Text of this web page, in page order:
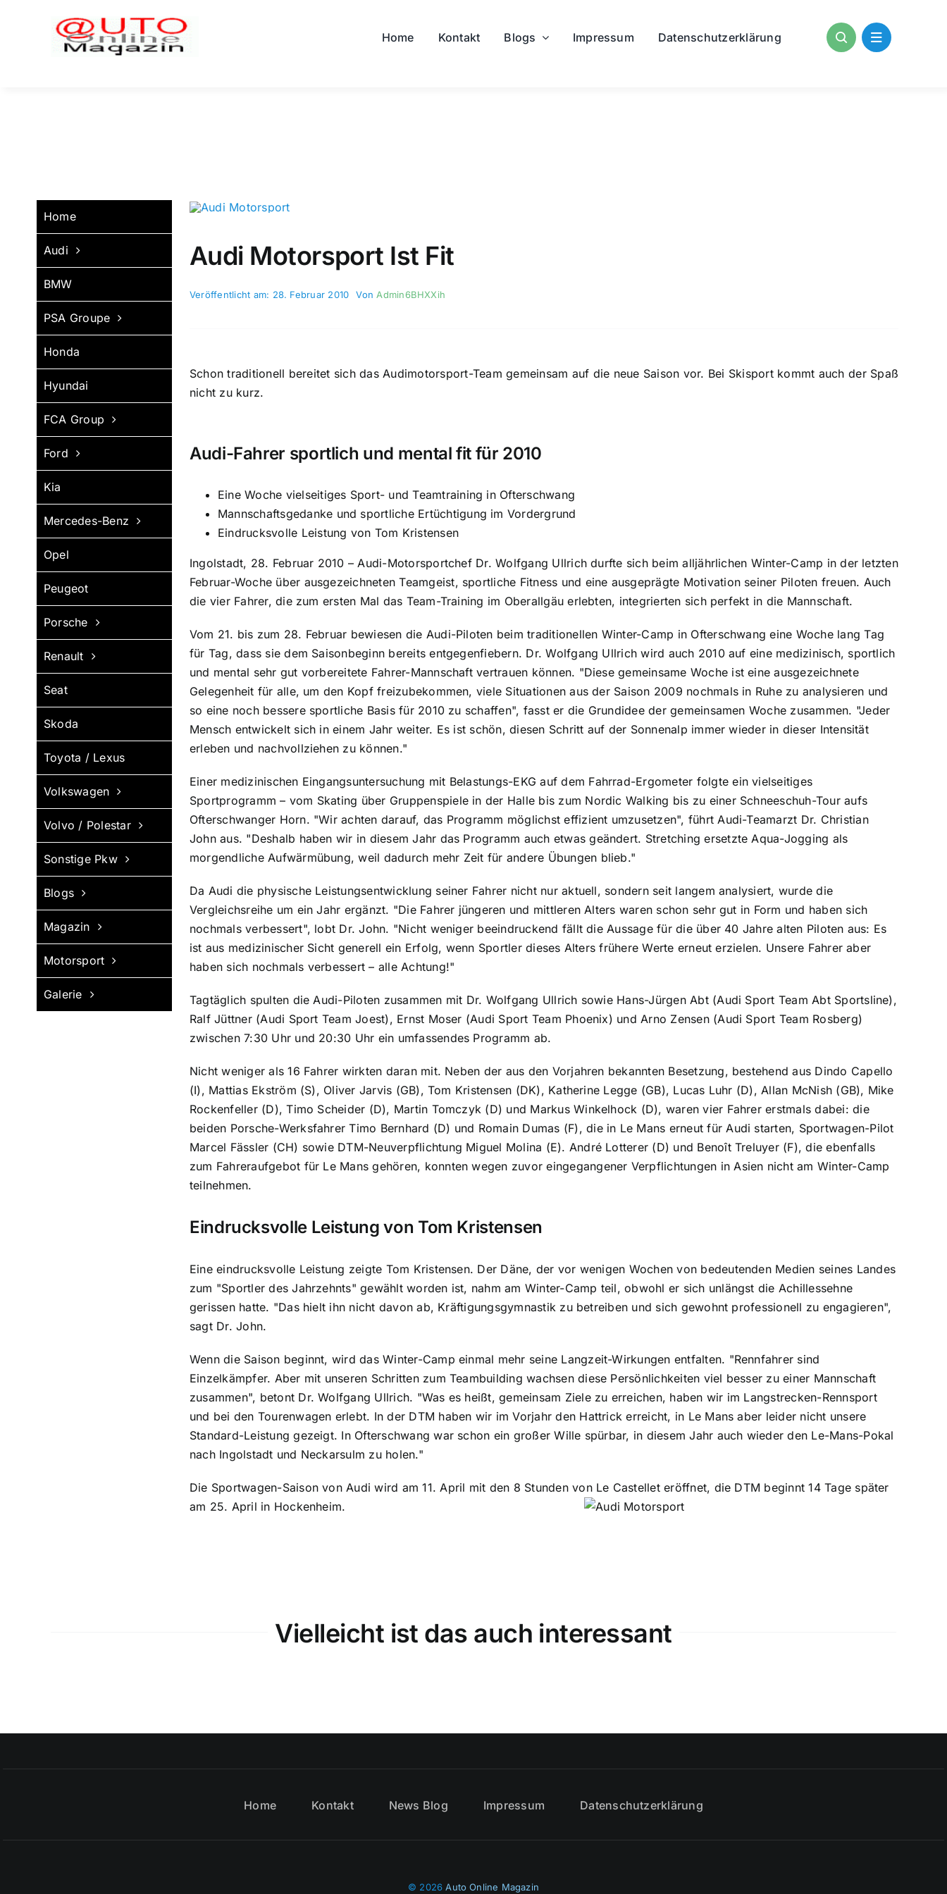
Home Kontakt Blogs Impressum Datenschutzerklärung
Home
Audi
BMW
PSA Groupe
Honda
Hyundai
FCA Group
Ford
Kia
Mercedes-Benz
Opel
Peugeot
Porsche
Renault
Seat
Skoda
Toyota / Lexus
Volkswagen
Volvo / Polestar
Sonstige Pkw
Blogs
Magazin
Motorsport
Galerie
Audi Motorsport Ist Fit
Veröffentlicht am: 28. Februar 2010 Von Admin6BHXXih
Schon traditionell bereitet sich das Audimotorsport-Team gemeinsam auf die neue Saison vor. Bei Skisport kommt auch der Spaß
nicht zu kurz.
Audi-Fahrer sportlich und mental fit für 2010
Eine Woche vielseitiges Sport- und Teamtraining in Ofterschwang
Mannschaftsgedanke und sportliche Ertüchtigung im Vordergrund
Eindrucksvolle Leistung von Tom Kristensen
Ingolstadt, 28. Februar 2010 – Audi-Motorsportchef Dr. Wolfgang Ullrich durfte sich beim alljährlichen Winter-Camp in der letzten
Februar-Woche über ausgezeichneten Teamgeist, sportliche Fitness und eine ausgeprägte Motivation seiner Piloten freuen. Auch
die vier Fahrer, die zum ersten Mal das Team-Training im Oberallgäu erlebten, integrierten sich perfekt in die Mannschaft.
Vom 21. bis zum 28. Februar bewiesen die Audi-Piloten beim traditionellen Winter-Camp in Ofterschwang eine Woche lang Tag
für Tag, dass sie dem Saisonbeginn bereits entgegenfiebern. Dr. Wolfgang Ullrich wird auch 2010 auf eine medizinisch, sportlich
und mental sehr gut vorbereitete Fahrer-Mannschaft vertrauen können. "Diese gemeinsame Woche ist eine ausgezeichnete
Gelegenheit für alle, um den Kopf freizubekommen, viele Situationen aus der Saison 2009 nochmals in Ruhe zu analysieren und
so eine noch bessere sportliche Basis für 2010 zu schaffen", fasst er die Grundidee der gemeinsamen Woche zusammen. "Jeder
Mensch entwickelt sich in einem Jahr weiter. Es ist schön, diesen Schritt auf der Sonnenalp immer wieder in dieser Intensität
erleben und nachvollziehen zu können."
Einer medizinischen Eingangsuntersuchung mit Belastungs-EKG auf dem Fahrrad-Ergometer folgte ein vielseitiges
Sportprogramm – vom Skating über Gruppenspiele in der Halle bis zum Nordic Walking bis zu einer Schneeschuh-Tour aufs
Ofterschwanger Horn. "Wir achten darauf, das Programm möglichst effizient umzusetzen", führt Audi-Teamarzt Dr. Christian
John aus. "Deshalb haben wir in diesem Jahr das Programm auch etwas geändert. Stretching ersetzte Aqua-Jogging als
morgendliche Aufwärmübung, weil dadurch mehr Zeit für andere Übungen blieb."
Da Audi die physische Leistungsentwicklung seiner Fahrer nicht nur aktuell, sondern seit langem analysiert, wurde die
Vergleichsreihe um ein Jahr ergänzt. "Die Fahrer jüngeren und mittleren Alters waren schon sehr gut in Form und haben sich
nochmals verbessert", lobt Dr. John. "Nicht weniger beeindruckend fällt die Aussage für die über 40 Jahre alten Piloten aus: Es
ist aus medizinischer Sicht generell ein Erfolg, wenn Sportler dieses Alters frühere Werte erneut erzielen. Unsere Fahrer aber
haben sich nochmals verbessert – alle Achtung!"
Tagtäglich spulten die Audi-Piloten zusammen mit Dr. Wolfgang Ullrich sowie Hans-Jürgen Abt (Audi Sport Team Abt Sportsline),
Ralf Jüttner (Audi Sport Team Joest), Ernst Moser (Audi Sport Team Phoenix) und Arno Zensen (Audi Sport Team Rosberg)
zwischen 7:30 Uhr und 20:30 Uhr ein umfassendes Programm ab.
Nicht weniger als 16 Fahrer wirkten daran mit. Neben der aus den Vorjahren bekannten Besetzung, bestehend aus Dindo Capello
(I), Mattias Ekström (S), Oliver Jarvis (GB), Tom Kristensen (DK), Katherine Legge (GB), Lucas Luhr (D), Allan McNish (GB), Mike
Rockenfeller (D), Timo Scheider (D), Martin Tomczyk (D) und Markus Winkelhock (D), waren vier Fahrer erstmals dabei: die
beiden Porsche-Werksfahrer Timo Bernhard (D) und Romain Dumas (F), die in Le Mans erneut für Audi starten, Sportwagen-Pilot
Marcel Fässler (CH) sowie DTM-Neuverpflichtung Miguel Molina (E). André Lotterer (D) und Benoît Treluyer (F), die ebenfalls
zum Fahreraufgebot für Le Mans gehören, konnten wegen zuvor eingegangener Verpflichtungen in Asien nicht am Winter-Camp
teilnehmen.
Eindrucksvolle Leistung von Tom Kristensen
Eine eindrucksvolle Leistung zeigte Tom Kristensen. Der Däne, der vor wenigen Wochen von bedeutenden Medien seines Landes
zum "Sportler des Jahrzehnts" gewählt worden ist, nahm am Winter-Camp teil, obwohl er sich unlängst die Achillessehne
gerissen hatte. "Das hielt ihn nicht davon ab, Kräftigungsgymnastik zu betreiben und sich gewohnt professionell zu engagieren",
sagt Dr. John.
Wenn die Saison beginnt, wird das Winter-Camp einmal mehr seine Langzeit-Wirkungen entfalten. "Rennfahrer sind
Einzelkämpfer. Aber mit unseren Schritten zum Teambuilding wachsen diese Persönlichkeiten viel besser zu einer Mannschaft
zusammen", betont Dr. Wolfgang Ullrich. "Was es heißt, gemeinsam Ziele zu erreichen, haben wir im Langstrecken-Rennsport
und bei den Tourenwagen erlebt. In der DTM haben wir im Vorjahr den Hattrick erreicht, in Le Mans aber leider nicht unsere
Standard-Leistung gezeigt. In Ofterschwang war schon ein großer Wille spürbar, in diesem Jahr auch wieder den Le-Mans-Pokal
nach Ingolstadt und Neckarsulm zu holen."
Die Sportwagen-Saison von Audi wird am 11. April mit den 8 Stunden von Le Castellet eröffnet, die DTM beginnt 14 Tage später
am 25. April in Hockenheim.
Vielleicht ist das auch interessant
Home Kontakt News Blog Impressum Datenschutzerklärung
© 2026Auto Online Magazin